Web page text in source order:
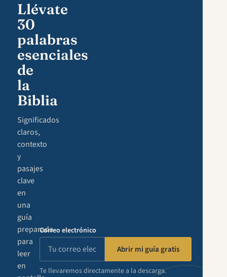
Llévate
30
palabras
esenciales
de
la
Biblia
Significados
claros,
contexto
y
pasajes
clave
en
una
guía
preparada
para
leer
en
Correo electrónico
Abrir mi guía gratis
Te llevaremos directamente a la descarga.